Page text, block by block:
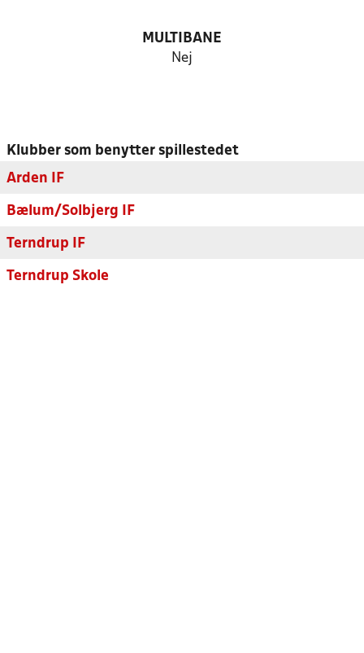
MULTIBANE
Nej
Klubber som benytter spillestedet
Arden IF
Bælum/Solbjerg IF
Terndrup IF
Terndrup Skole